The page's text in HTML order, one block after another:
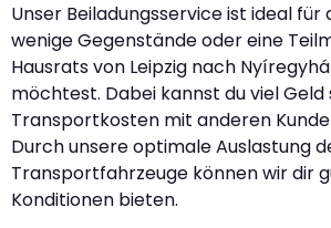
Unser Beiladungsservice ist ideal für
wenige Gegenstände oder eine
Hausrats von Leipzig nach
möchtest. Dabei kannst du viel Geld
Transportkosten mit anderen
Durch unsere optimale Auslastung
Transportfahrzeuge können wir dir
Konditionen bieten.